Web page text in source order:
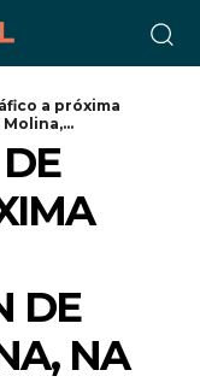
a próxima
DE
NA